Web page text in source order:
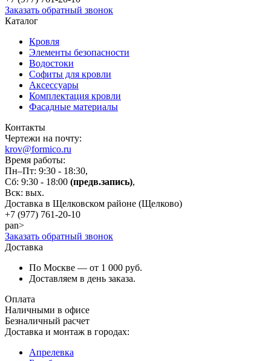
Заказать обратный звонок
Каталог
Кровля
Элементы безопасности
Водостоки
Софиты для кровли
Аксессуары
Комплектация кровли
Фасадные материалы
Контакты
Чертежи на почту:
krov@formico.ru
Время работы:
Пн–Пт: 9:30 - 18:30,
Сб: 9:30 - 18:00 (предв.запись),
Вск: вых.
Доставка в Щелковском районе (Щелково)
+7 (977) 761-20-10
pan>
Заказать обратный звонок
Доставка
По Москве — от 1 000 руб.
Доставляем в день заказа.
Оплата
Наличными в офисе
Безналичный расчет
Доставка и монтаж в городах:
Апрелевка